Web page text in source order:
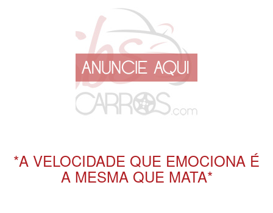
*A VELOCIDADE QUE EMOCIONA É
A MESMA QUE MATA*